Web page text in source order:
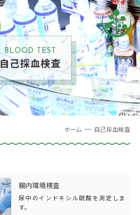
BLOOD TEST
自己採血検査
ホーム 自己採血検査
腸内環境検査
尿中のインドキシル硫酸を測定しま
す。